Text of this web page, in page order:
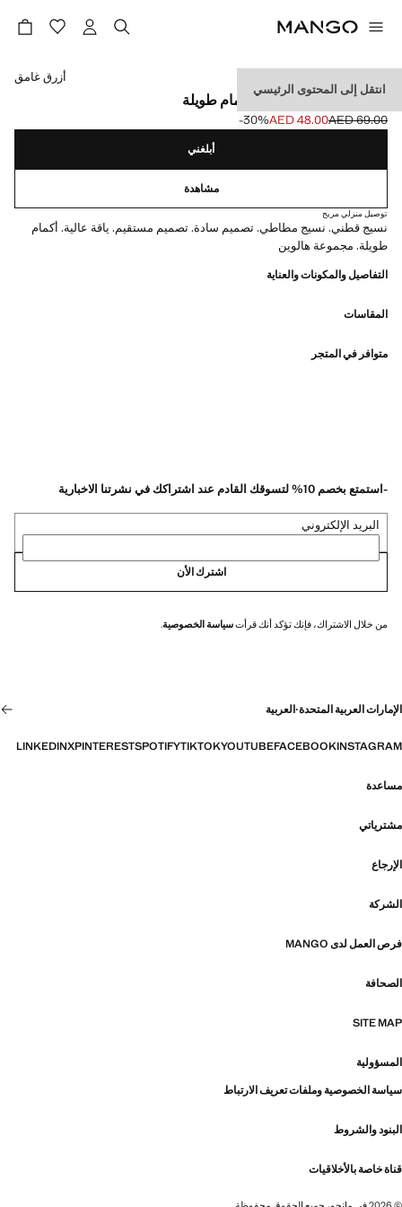
انتقل إلى المحتوى الرئيسي
تي شيرت بياقة مدوّرة وأكمام طويلة
السعر الأول محذوف [AED 69.00 ]
AED 69.00
السعر الحالي [AED 48.00 ]AED 48.00
‎-30‎%‎
حدد اللون
أزرق غامق
أبلغني
مشاهدة
توصيل منزلي مريح
نسيج قطني. نسيج مطاطي. تصميم سادة. تصميم مستقيم. ياقة عالية. أكمام
طويلة. مجموعة هالوين
التفاصيل والمكونات والعناية
المقاسات
متوافر في المتجر
-استمتع بخصم 10% لتسوقك القادم عند اشتراكك في نشرتنا الاخبارية
البريد الإلكتروني
اشترك الأن
من خلال الاشتراك، فإنك تؤكد أنك قرأتسياسة الخصوصية.
الإمارات العربية المتحدة·العربية
INSTAGRAM
FACEBOOK
YOUTUBE
TIKTOK
SPOTIFY
PINTEREST
X
LINKEDIN
مساعدة
مشترياتي
الإرجاع
الشركة
فرص العمل لدى MANGO
الصحافة
SITE MAP
المسؤولية
سياسة الخصوصية وملفات تعريف الارتباط
البنود والشروط
قناة خاصة بالأخلاقيات